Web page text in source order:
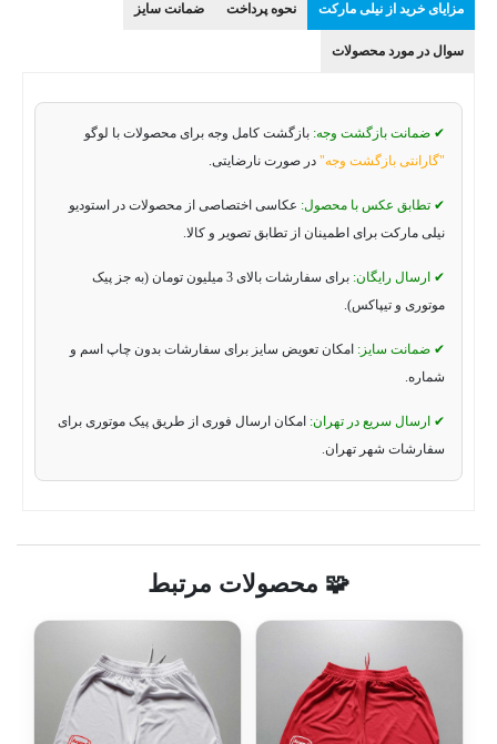
مزایای خرید از نیلی مارکت نحوه پرداخت ضمانت سایز
سوال در مورد محصولات
✔ ضمانت بازگشت وجه: بازگشت کامل وجه برای محصولات با لوگو
"گارانتی بازگشت وجه" در صورت نارضایتی.
✔ تطابق عکس با محصول: عکاسی اختصاصی از محصولات در استودیو
نیلی مارکت برای اطمینان از تطابق تصویر و کالا.
✔ ارسال رایگان:
برای سفارشات بالای 3 میلیون تومان (به جز پیک
موتوری و تیپاکس).
✔ ضمانت سایز: امکان تعویض سایز برای سفارشات بدون چاپ اسم و
شماره.
✔ ارسال سریع در تهران: امکان ارسال فوری از طریق پیک موتوری برای
سفارشات شهر تهران.
🧩 محصولات مرتبط